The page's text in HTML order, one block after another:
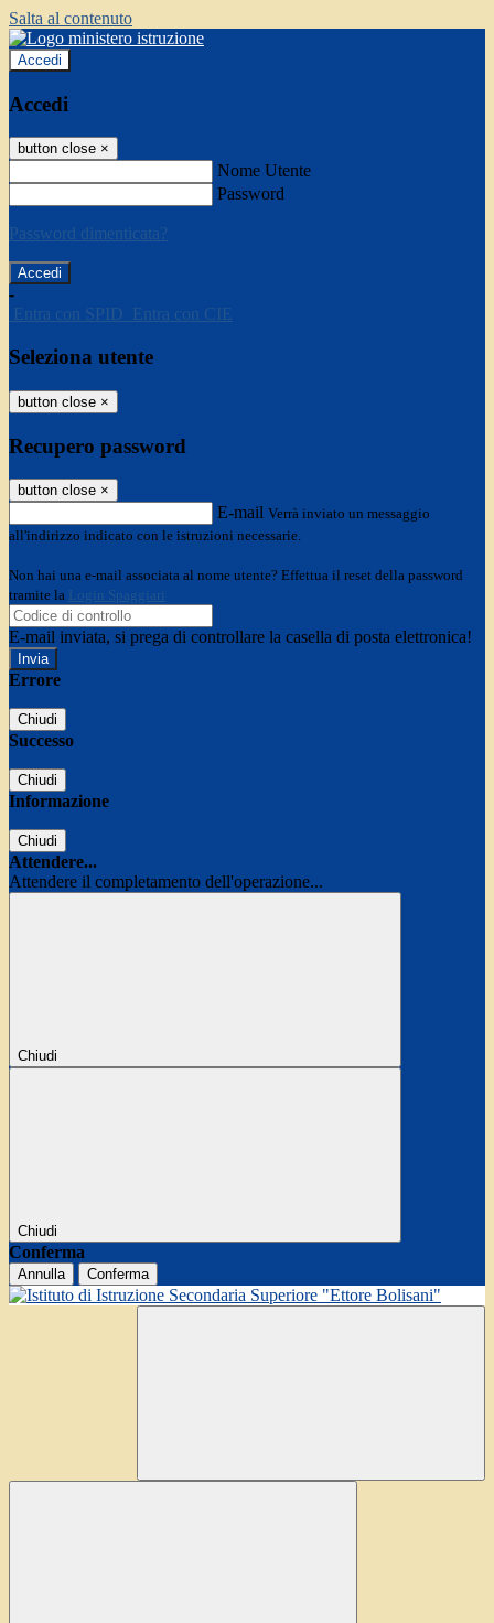
Salta al contenuto
Accedi
Accedi
button close ×
Nome Utente
Password
Password dimenticata?
-
Entra con SPID
Entra con CIE
Seleziona utente
button close ×
Recupero password
button close ×
E-mail Verrà inviato un messaggio
all'indirizzo indicato con le istruzioni necessarie.
Non hai una e-mail associata al nome utente? Effettua il reset della password
tramite la Login Spaggiari
E-mail inviata, si prega di controllare la casella di posta elettronica!
Errore
Chiudi
Successo
Chiudi
Informazione
Chiudi
Attendere...
Attendere il completamento dell'operazione...
Chiudi
Chiudi
Conferma
Annulla Conferma